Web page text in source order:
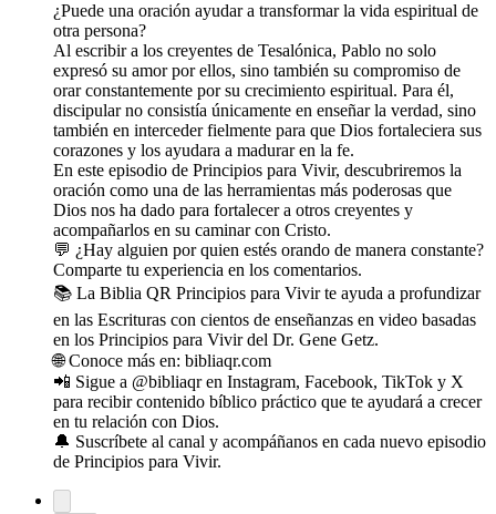
¿Puede una oración ayudar a transformar la vida espiritual de
otra persona?
Al escribir a los creyentes de Tesalónica, Pablo no solo
expresó su amor por ellos, sino también su compromiso de
orar constantemente por su crecimiento espiritual. Para él,
discipular no consistía únicamente en enseñar la verdad, sino
también en interceder fielmente para que Dios fortaleciera sus
corazones y los ayudara a madurar en la fe.
En este episodio de Principios para Vivir, descubriremos la
oración como una de las herramientas más poderosas que
Dios nos ha dado para fortalecer a otros creyentes y
acompañarlos en su caminar con Cristo.
💬 ¿Hay alguien por quien estés orando de manera constante?
Comparte tu experiencia en los comentarios.
📚 La Biblia QR Principios para Vivir te ayuda a profundizar
en las Escrituras con cientos de enseñanzas en video basadas
en los Principios para Vivir del Dr. Gene Getz.
🌐 Conoce más en: bibliaqr.com
📲 Sigue a @bibliaqr en Instagram, Facebook, TikTok y X
para recibir contenido bíblico práctico que te ayudará a crecer
en tu relación con Dios.
🔔 Suscríbete al canal y acompáñanos en cada nuevo episodio
de Principios para Vivir.